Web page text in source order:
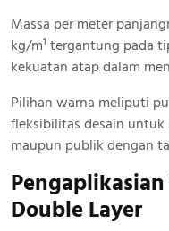
Massa per meter
kg/m¹ tergantung pada
kekuatan atap dalam
Pilihan warna meliputi
fleksibilitas desain
maupun publik dengan
Double Layer